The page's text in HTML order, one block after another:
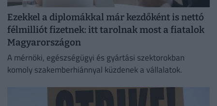
Ezekkel a diplomákkal már kezdőként is nettó
félmilliót fizetnek: itt tarolnak most a fiatalok
Magyarországon
A mérnöki, egészségügyi és gyártási szektorokban
komoly szakemberhiánnyal küzdenek a vállalatok.